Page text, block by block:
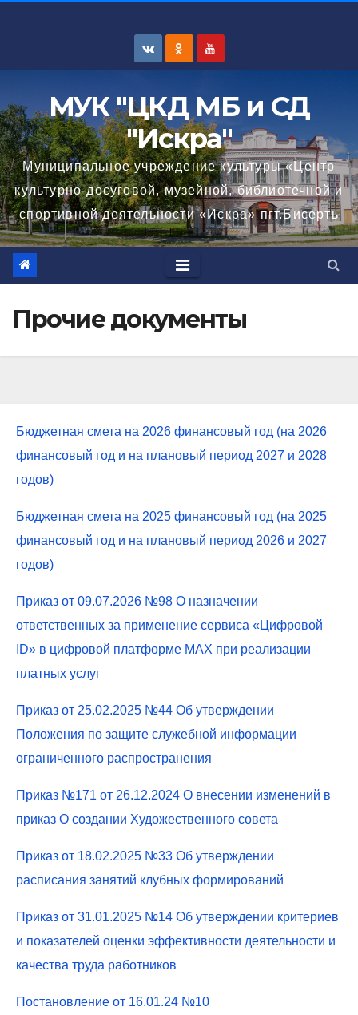
МУК "ЦКД МБ и СД
"Искра"
Муниципальное учреждение культуры «Центр
культурно-досуговой, музейной, библиотечной и
спортивной деятельности «Искра» пгт.Бисерть
Прочие документы
Бюджетная смета на 2026 финансовый год (на 2026
финансовый год и на плановый период 2027 и 2028
годов)
Бюджетная смета на 2025 финансовый год (на 2025
финансовый год и на плановый период 2026 и 2027
годов)
Приказ от 09.07.2026 №98 О назначении
ответственных за применение сервиса «Цифровой
ID» в цифровой платформе MAX при реализации
платных услуг
Приказ от 25.02.2025 №44 Об утверждении
Положения по защите служебной информации
ограниченного распространения
Приказ №171 от 26.12.2024 О внесении изменений в
приказ О создании Художественного совета
Приказ от 18.02.2025 №33 Об утверждении
расписания занятий клубных формирований
Приказ от 31.01.2025 №14 Об утверждении критериев
и показателей оценки эффективности деятельности и
качества труда работников
Постановление от 16.01.24 №10